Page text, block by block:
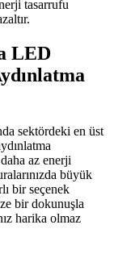
tasarrufu
LED
sektördeki en üst
az enerji
büyük
bir seçenek
bir dokunuşla
harika olmaz